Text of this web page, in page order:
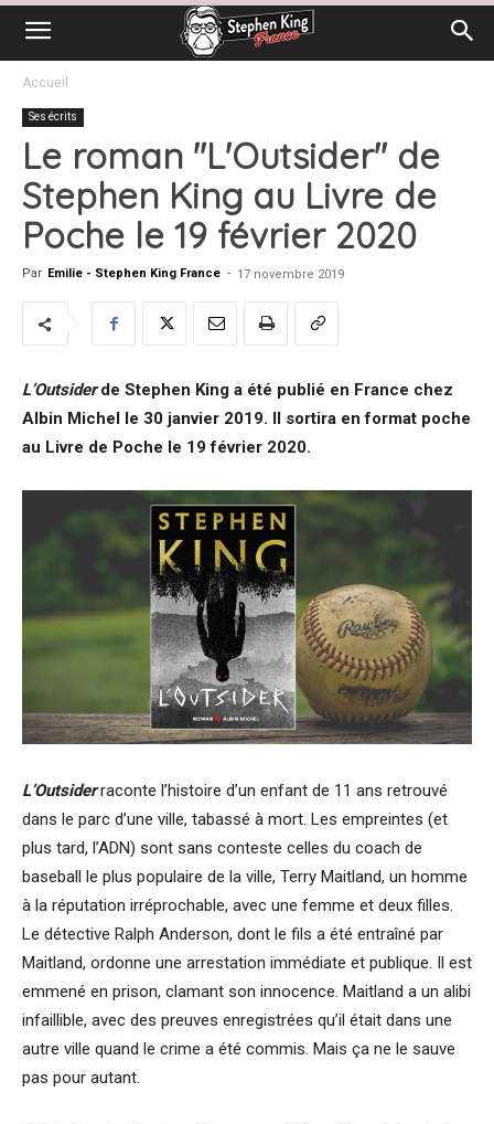
Accueil
Ses écrits
Le roman "L'Outsider" de
Stephen King au Livre de
Poche le 19 février 2020
Par Emilie - Stephen King France - 17 novembre 2019
L’Outsiderde Stephen King a été publié en France chez
Albin Michel le 30 janvier 2019. Il sortira en format poche
au Livre de Poche le 19 février 2020.
L’Outsiderraconte l’histoire d’un enfant de 11 ans retrouvé
dans le parc d’une ville, tabassé à mort. Les empreintes (et
plus tard, l’ADN) sont sans conteste celles du coach de
baseball le plus populaire de la ville, Terry Maitland, un homme
à la réputation irréprochable, avec une femme et deux filles.
Le détective Ralph Anderson, dont le fils a été entraîné par
Maitland, ordonne une arrestation immédiate et publique. Il est
emmené en prison, clamant son innocence. Maitland a un alibi
infaillible, avec des preuves enregistrées qu’il était dans une
autre ville quand le crime a été commis. Mais ça ne le sauve
pas pour autant.